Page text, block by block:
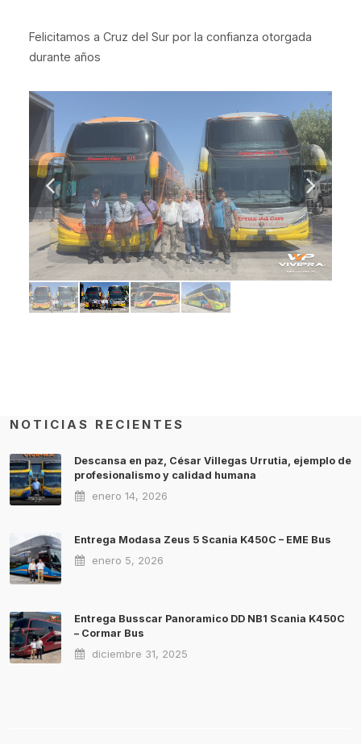
Felicitamos a Cruz del Sur por la confianza otorgada
durante años
NOTICIAS RECIENTES
Descansa en paz, César Villegas Urrutia, ejemplo de
profesionalismo y calidad humana
enero 14, 2026
Entrega Modasa Zeus 5 Scania K450C – EME Bus
enero 5, 2026
Entrega Busscar Panoramico DD NB1 Scania K450C
– Cormar Bus
diciembre 31, 2025